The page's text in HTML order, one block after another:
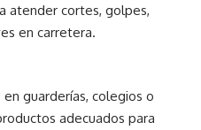
atender cortes, golpes,
en carretera.
guarderías, colegios o
adecuados para